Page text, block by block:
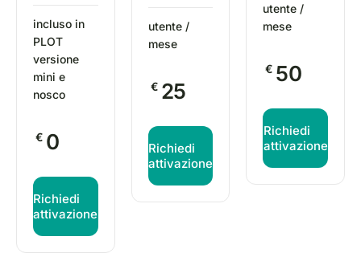
€ 0
incluso in
PLOT
versione
mini e
nosco
Richiedi
attivazione
€ 25
utente /
mese
Richiedi
attivazione
€ 50
utente /
mese
Richiedi
attivazione